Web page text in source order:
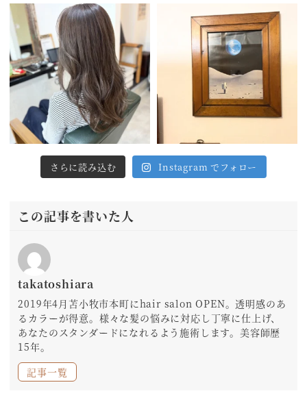
さらに読み込む Instagram でフォロー
この記事を書いた人
takatoshiara
2019年4月苫小牧市本町にhair salon OPEN。透明感のあ
るカラーが得意。様々な髪の悩みに対応し丁寧に仕上げ、
あなたのスタンダードになれるよう施術します。美容師歴
15年。
記事一覧